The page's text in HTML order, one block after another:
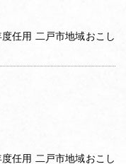
任用 二戸市地域おこし
任用 二戸市地域おこし